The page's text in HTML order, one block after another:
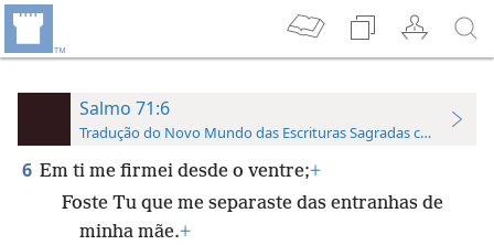
Salmo 71:6
Tradução do Novo Mundo das Escrituras Sagradas com
6 Em ti me firmei desde o ventre;+
Foste Tu que me separaste das entranhas de
minha mãe.+